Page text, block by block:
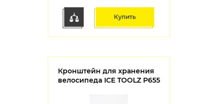
Купить
Кронштейн для хранения
велосипеда ICE TOOLZ P655